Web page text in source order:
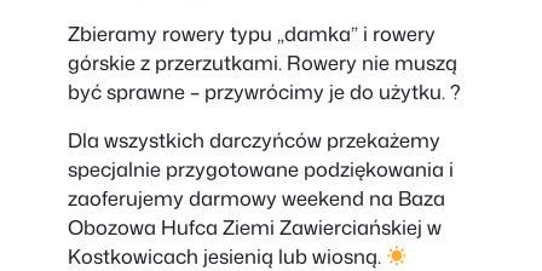
Zbieramy rowery typu „damka” i rowery
górskie z przerzutkami. Rowery nie muszą
być sprawne – przywrócimy je do użytku. ?
Dla wszystkich darczyńców przekażemy
specjalnie przygotowane podziękowania i
zaoferujemy darmowy weekend na Baza
Obozowa Hufca Ziemi Zawierciańskiej w
Kostkowicach jesienią lub wiosną.